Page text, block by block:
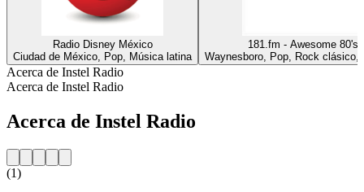
Radio Disney México
Ciudad de México, Pop, Música latina
181.fm - Awesome 80's
Waynesboro, Pop, Rock clásico,
Acerca de Instel Radio
Acerca de Instel Radio
Acerca de Instel Radio
(1)